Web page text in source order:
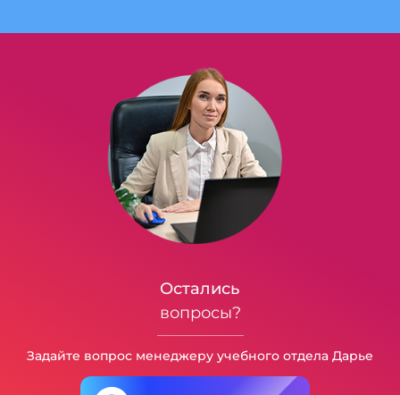
Остались
вопросы?
Задайте вопрос менеджеру учебного отдела Дарье